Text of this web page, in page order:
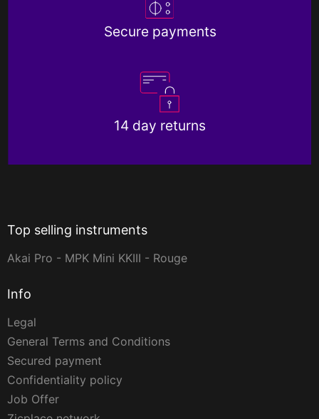
Secure payments
14 day returns
Top selling instruments
Akai Pro - MPK Mini KKIII - Rouge
Info
Legal
General Terms and Conditions
Secured payment
Confidentiality policy
Job Offer